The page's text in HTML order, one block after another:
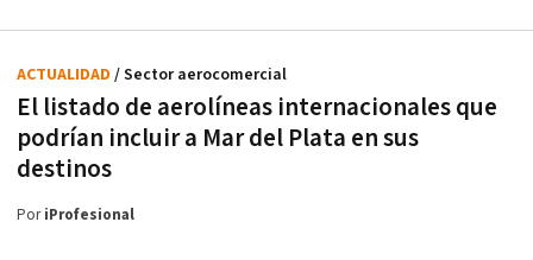
El listado de aerolíneas internacionales que
podrían incluir a Mar del Plata en sus
destinos
ACTUALIDAD / Sector aerocomercial
PoriProfesional